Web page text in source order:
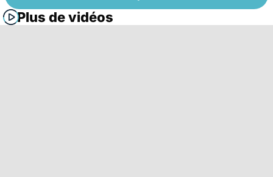
Plus de vidéos